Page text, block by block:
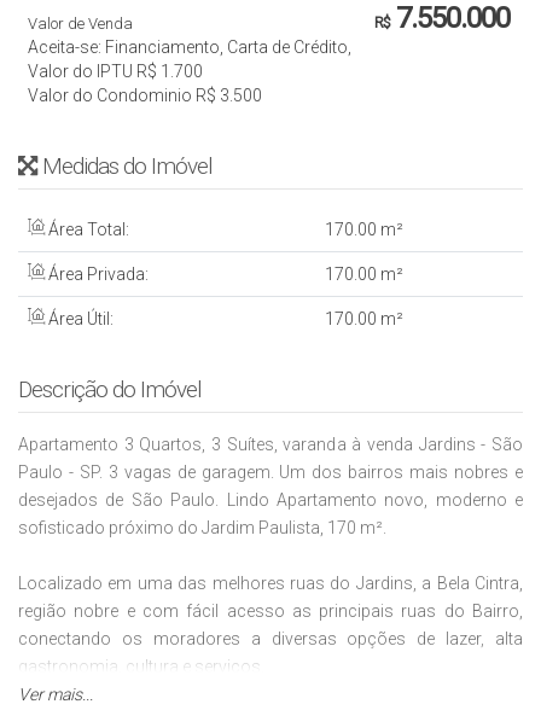
R$7.550.000
Valor de Venda
Aceita-se: Financiamento, Carta de Crédito,
Valor do IPTU R$ 1.700
Valor do Condominio R$ 3.500
Medidas do Imóvel
Área Total: 170.00 m²
Área Privada: 170.00 m²
Área Útil: 170.00 m²
Descrição do Imóvel
Apartamento 3 Quartos, 3 Suítes, varanda à venda Jardins - São
Paulo - SP. 3 vagas de garagem. Um dos bairros mais nobres e
desejados de São Paulo. Lindo Apartamento novo, moderno e
sofisticado próximo do Jardim Paulista, 170 m².
Localizado em uma das melhores ruas do Jardins, a Bela Cintra,
região nobre e com fácil acesso as principais ruas do Bairro,
conectando os moradores a diversas opções de lazer, alta
gastronomia, cultura e serviços.
Ver mais...